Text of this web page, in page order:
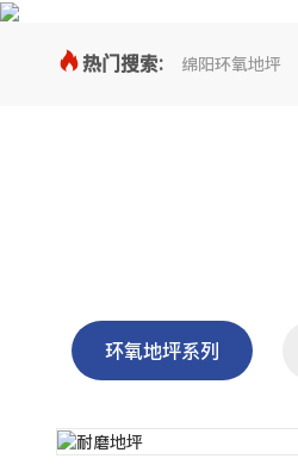
热门搜索: 绵阳环氧地坪
环氧地坪系列